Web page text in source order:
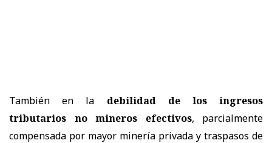
También en la debilidad de los ingresos
tributarios no mineros efectivos, parcialmente
compensada por mayor minería privada y traspasos de